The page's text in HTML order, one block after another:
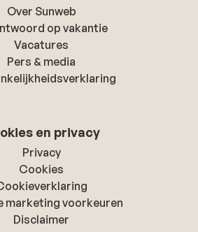
Over Sunweb
op vakantie
Vacatures
Pers & media
en privacy
Privacy
Cookies
marketing voorkeuren
Disclaimer